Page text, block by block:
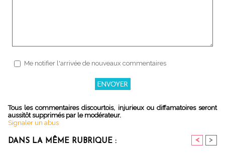
Me notifier l'arrivée de nouveaux commentaires
Tous les commentaires discourtois, injurieux ou diffamatoires seront
aussitôt supprimés par le modérateur.
Signaler un abus
DANS LA MÊME RUBRIQUE : < >